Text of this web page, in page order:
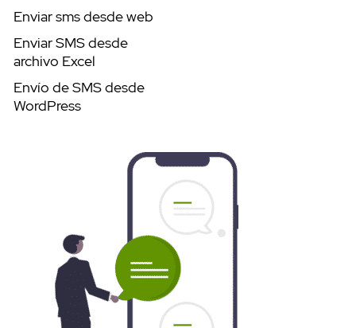
Enviar sms desde web
Enviar SMS desde
archivo Excel
Envío de SMS desde
WordPress